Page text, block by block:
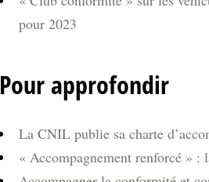
pour 2023
Pour approfondir
La CNIL publie sa charte
« Accompagnement renforcé » :